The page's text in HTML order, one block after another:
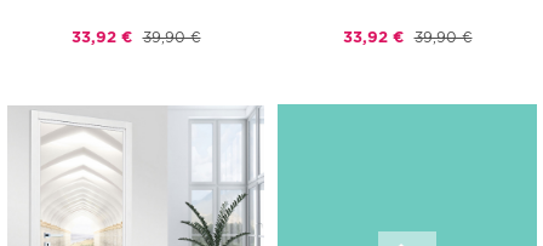
33,92 € 39,90 € 33,92 € 39,90 €